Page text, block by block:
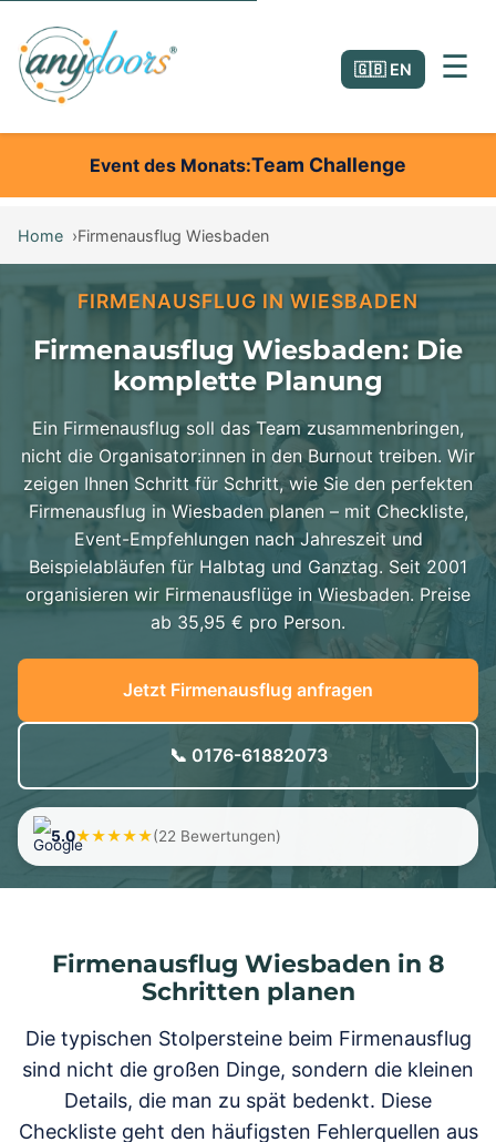
🇬🇧 EN ☰
Event des Monats Team Challenge
Home Firmenausflug Wiesbaden
FIRMENAUSFLUG IN WIESBADEN
Firmenausflug Wiesbaden: Die
komplette Planung
Ein Firmenausflug soll das Team zusammenbringen,
nicht die Organisator:innen in den Burnout treiben. Wir
zeigen Ihnen Schritt für Schritt, wie Sie den perfekten
Firmenausflug in Wiesbaden planen – mit Checkliste,
Event-Empfehlungen nach Jahreszeit und
Beispielabläufen für Halbtag und Ganztag. Seit 2001
organisieren wir Firmenausflüge in Wiesbaden. Preise
ab 35,95 € pro Person.
Jetzt Firmenausflug anfragen
📞 0176-61882073
5.0★★★★★(22 Bewertungen)
Firmenausflug Wiesbaden in 8
Schritten planen
Die typischen Stolpersteine beim Firmenausflug
sind nicht die großen Dinge, sondern die kleinen
Details, die man zu spät bedenkt. Diese
Checkliste geht den häufigsten Fehlerquellen aus